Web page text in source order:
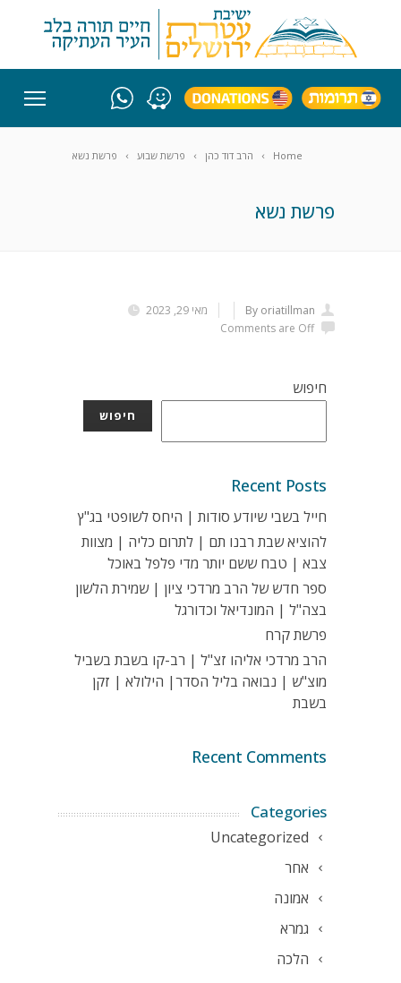
Home הרב דוד כהן פרשת שבוע פרשת נשא
פרשת נשא
מאי 29, 2023
By oriatillman
Comments are Off
חיפוש
חיפוש
Recent Posts
חייל בשבי שיודע סודות | היחס לשופטי בג"ץ
להוציא שבת רבנו תם | לתרום כליה | מצוות
צבא | טבח ששם יותר מדי פלפל באוכל
ספר חדש של הרב מרדכי ציון | שמירת הלשון
בצה"ל | המונדיאל וכדורגל
פרשת קרח
הרב מרדכי אליהו זצ"ל | רב-קו בשבת בשביל
מוצ"ש | נבואה בליל הסדר| הילולא | זקן
בשבת
Recent Comments
Categories
Uncategorized
אחר
אמונה
גמרא
הלכה